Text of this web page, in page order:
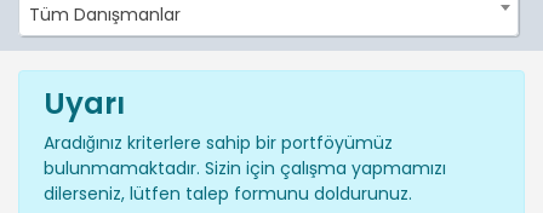
Tüm Danışmanlar
Uyarı
Aradığınız kriterlere sahip bir portföyümüz
bulunmamaktadır. Sizin için çalışma yapmamızı
dilerseniz, lütfen talep formunu doldurunuz.